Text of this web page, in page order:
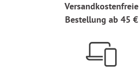
Versandkostenfreie
Bestellung ab 45 €